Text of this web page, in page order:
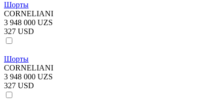
Шорты
CORNELIANI
3 948 000 UZS
327 USD
Шорты
CORNELIANI
3 948 000 UZS
327 USD